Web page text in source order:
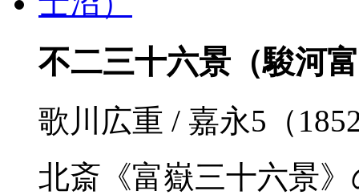
不二三十六景（駿河
歌川広重 / 嘉永5（
北斎《富嶽三十六景